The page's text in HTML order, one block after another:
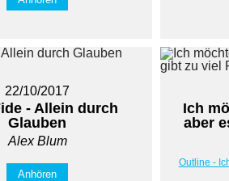
22/10/2017
- Allein durch
Glauben
Alex Blum
Anhören
Ich
aber
Outline -